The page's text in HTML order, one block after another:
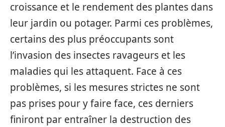
croissance et le rendement des plantes dans
leur jardin ou potager. Parmi ces problèmes,
certains des plus préoccupants sont
l’invasion des insectes ravageurs et les
maladies qui les attaquent. Face à ces
problèmes, si les mesures strictes ne sont
pas prises pour y faire face, ces derniers
finiront par entraîner la destruction des